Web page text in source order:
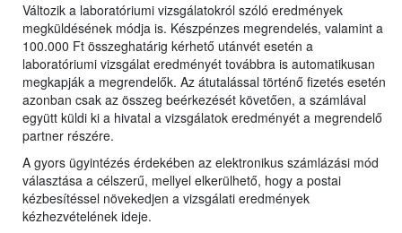
Változik a laboratóriumi vizsgálatokról szóló eredmények
megküldésének módja is. Készpénzes megrendelés, valamint a
100.000 Ft összeghatárig kérhető utánvét esetén a
laboratóriumi vizsgálat eredményét továbbra is automatikusan
megkapják a megrendelők. Az átutalással történő fizetés esetén
azonban csak az összeg beérkezését követően, a számlával
együtt küldi ki a hivatal a vizsgálatok eredményét a megrendelő
partner részére.
A gyors ügyintézés érdekében az elektronikus számlázási mód
választása a célszerű, mellyel elkerülhető, hogy a postai
kézbesítéssel növekedjen a vizsgálati eredmények
kézhezvételének ideje.